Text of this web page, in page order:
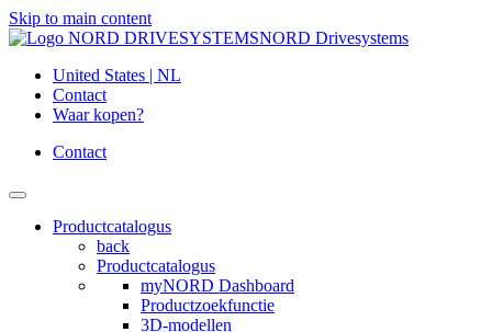
Skip to main content
NORD Drivesystems
United States | NL
Contact
Waar kopen?
Contact
Productcatalogus
back
Productcatalogus
myNORD Dashboard
Productzoekfunctie
3D-modellen